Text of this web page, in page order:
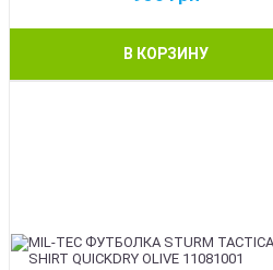
В КОРЗИНУ